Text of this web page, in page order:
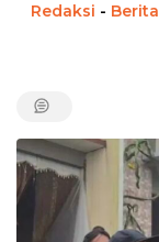
Redaksi - Berita